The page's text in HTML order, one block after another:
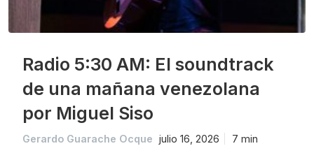
Radio 5:30 AM: El soundtrack
de una mañana venezolana
por Miguel Siso
Gerardo Guarache Ocque julio 16, 2026 7 min